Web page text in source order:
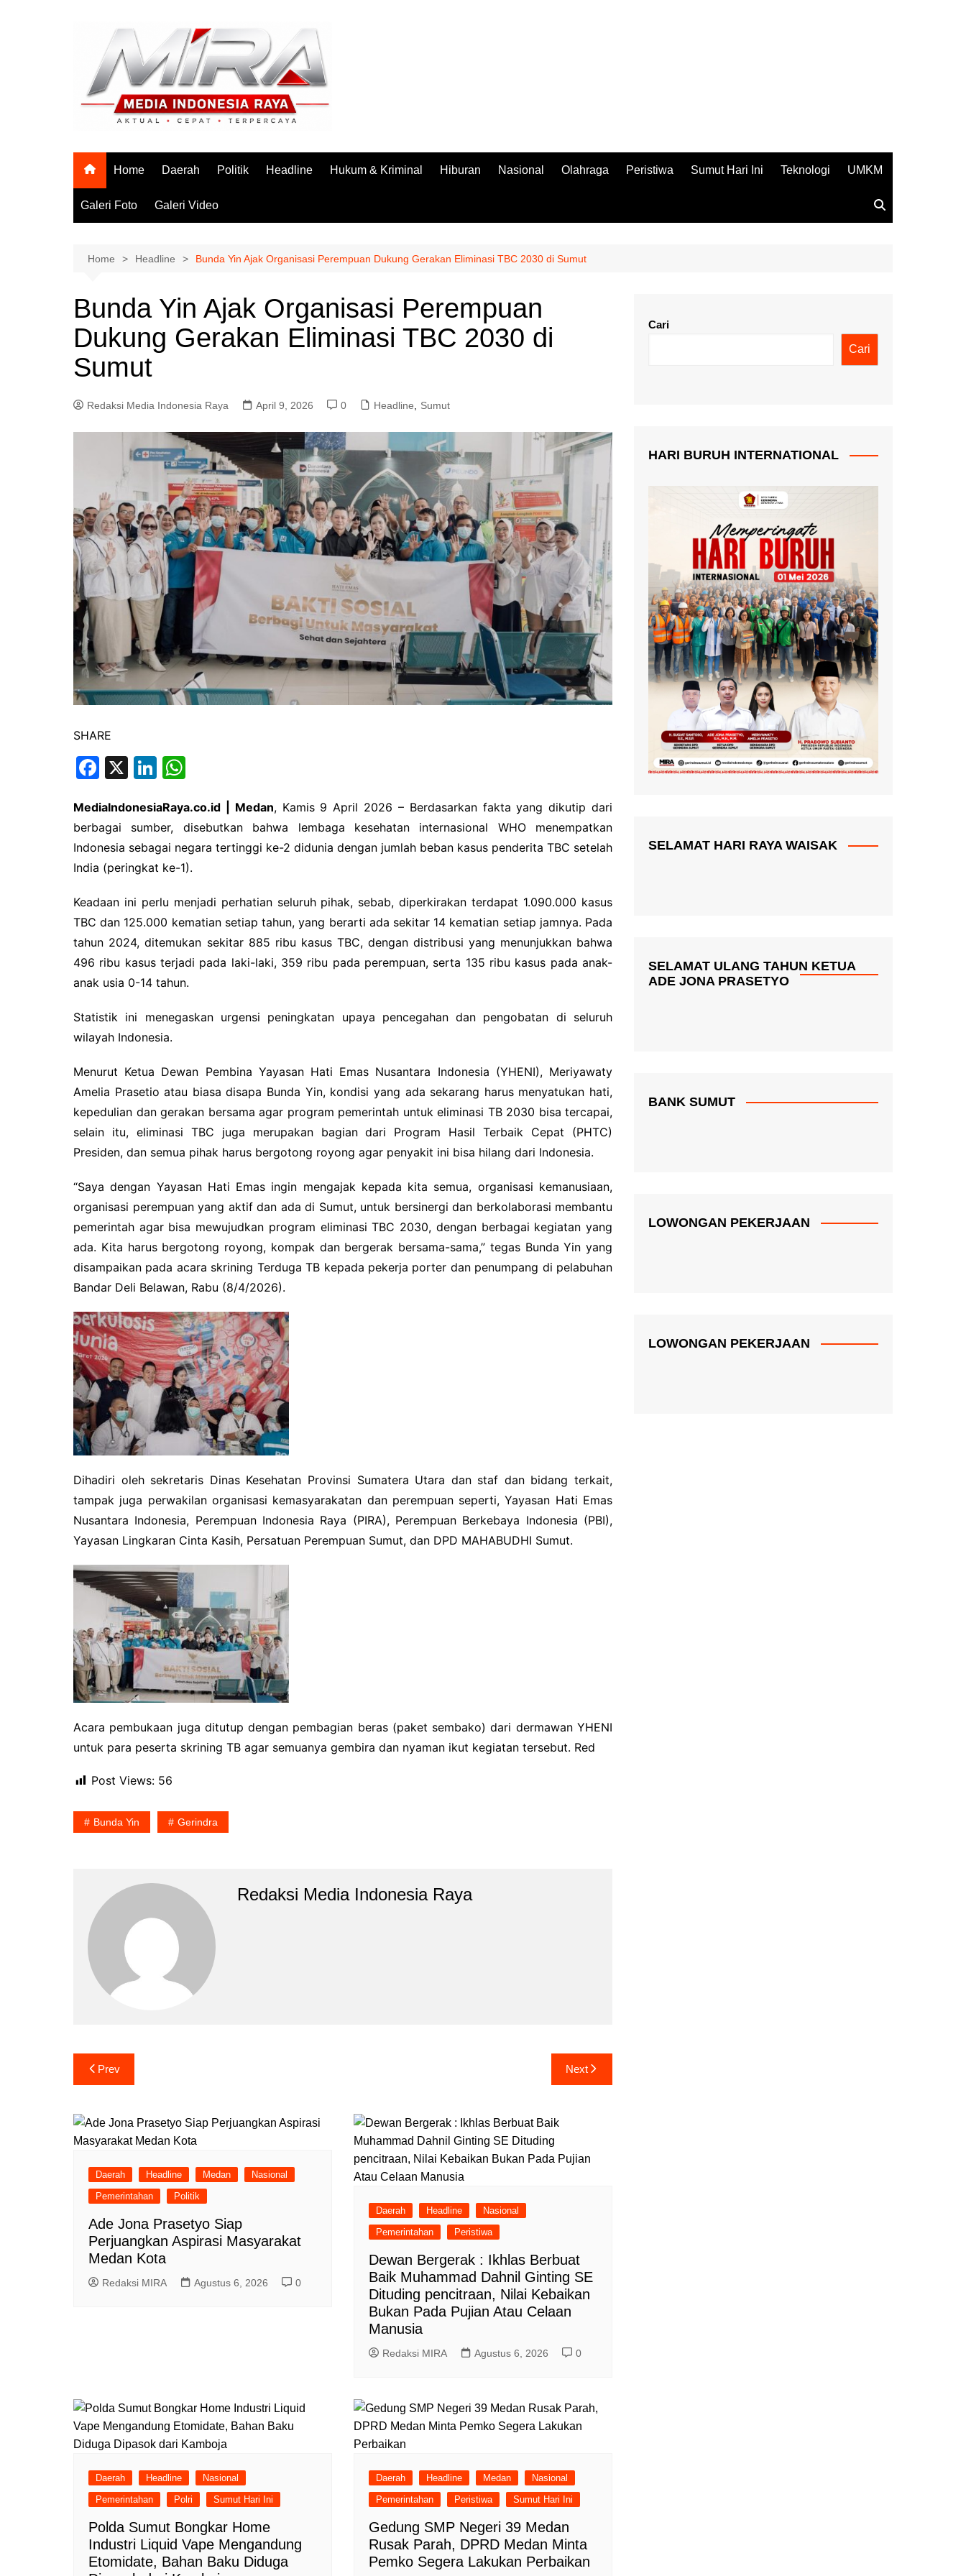
Home Daerah Politik Headline Hukum & Kriminal Hiburan Nasional Olahraga Peristiwa Sumut Hari Ini Teknologi UMKM
Galeri Foto Galeri Video
Home Headline Bunda Yin Ajak Organisasi Perempuan Dukung Gerakan Eliminasi TBC 2030 di Sumut
Bunda Yin Ajak Organisasi Perempuan
Dukung Gerakan Eliminasi TBC 2030 di
Sumut
Redaksi Media Indonesia Raya April 9, 2026 0 Headline Sumut
SHARE
F
c
e
b
o
o
k
X
Li
k
e
dI
at
s
A
p
p
MediaIndonesiaRaya.co.id | Medan, Kamis 9 April 2026 – Berdasarkan fakta yang dikutip dari
berbagai sumber, disebutkan bahwa lembaga kesehatan internasional WHO menempatkan
Indonesia sebagai negara tertinggi ke-2 didunia dengan jumlah beban kasus penderita TBC setelah
India (peringkat ke-1).
Keadaan ini perlu menjadi perhatian seluruh pihak, sebab, diperkirakan terdapat 1.090.000 kasus
TBC dan 125.000 kematian setiap tahun, yang berarti ada sekitar 14 kematian setiap jamnya. Pada
tahun 2024, ditemukan sekitar 885 ribu kasus TBC, dengan distribusi yang menunjukkan bahwa
496 ribu kasus terjadi pada laki-laki, 359 ribu pada perempuan, serta 135 ribu kasus pada anak-
anak usia 0-14 tahun.
Statistik ini menegaskan urgensi peningkatan upaya pencegahan dan pengobatan di seluruh
wilayah Indonesia.
Menurut Ketua Dewan Pembina Yayasan Hati Emas Nusantara Indonesia (YHENI), Meriyawaty
Amelia Prasetio atau biasa disapa Bunda Yin, kondisi yang ada sekarang harus menyatukan hati,
kepedulian dan gerakan bersama agar program pemerintah untuk eliminasi TB 2030 bisa tercapai,
selain itu, eliminasi TBC juga merupakan bagian dari Program Hasil Terbaik Cepat (PHTC)
Presiden, dan semua pihak harus bergotong royong agar penyakit ini bisa hilang dari Indonesia.
“Saya dengan Yayasan Hati Emas ingin mengajak kepada kita semua, organisasi kemanusiaan,
organisasi perempuan yang aktif dan ada di Sumut, untuk bersinergi dan berkolaborasi membantu
pemerintah agar bisa mewujudkan program eliminasi TBC 2030, dengan berbagai kegiatan yang
ada. Kita harus bergotong royong, kompak dan bergerak bersama-sama,” tegas Bunda Yin yang
disampaikan pada acara skrining Terduga TB kepada pekerja porter dan penumpang di pelabuhan
Bandar Deli Belawan, Rabu (8/4/2026).
Dihadiri oleh sekretaris Dinas Kesehatan Provinsi Sumatera Utara dan staf dan bidang terkait,
tampak juga perwakilan organisasi kemasyarakatan dan perempuan seperti, Yayasan Hati Emas
Nusantara Indonesia, Perempuan Indonesia Raya (PIRA), Perempuan Berkebaya Indonesia (PBI),
Yayasan Lingkaran Cinta Kasih, Persatuan Perempuan Sumut, dan DPD MAHABUDHI Sumut.
Acara pembukaan juga ditutup dengan pembagian beras (paket sembako) dari dermawan YHENI
untuk para peserta skrining TB agar semuanya gembira dan nyaman ikut kegiatan tersebut. Red
Post Views: 56
Bunda Yin Gerindra
Redaksi Media Indonesia Raya
Navigasi
pos
Prev Next
Daerah Headline Medan
Nasional
Pemerintahan
Politik
Ade Jona Prasetyo Siap
Perjuangkan Aspirasi Masyarakat
Medan Kota
Redaksi MIRA Agustus 6, 2026 0
Daerah Headline
Nasional
Pemerintahan
Peristiwa
Dewan Bergerak : Ikhlas Berbuat
Baik Muhammad Dahnil Ginting SE
Dituding pencitraan, Nilai Kebaikan
Bukan Pada Pujian Atau Celaan
Manusia
Redaksi MIRA Agustus 6, 2026 0
Daerah Headline
Nasional
Pemerintahan
Polri Sumut Hari Ini
Polda Sumut Bongkar Home
Industri Liquid Vape Mengandung
Etomidate, Bahan Baku Diduga
Daerah Headline Medan
Nasional
Pemerintahan
Peristiwa Sumut Hari Ini
Gedung SMP Negeri 39 Medan
Rusak Parah, DPRD Medan Minta
Pemko Segera Lakukan Perbaikan
Cari
Cari
HARI BURUH INTERNATIONAL
SELAMAT HARI RAYA WAISAK
SELAMAT ULANG TAHUN KETUA
ADE JONA PRASETYO
BANK SUMUT
LOWONGAN PEKERJAAN
LOWONGAN PEKERJAAN